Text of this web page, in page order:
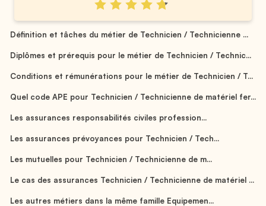
Définition et tâches du métier de Technicien / Technicienne ...
Diplômes et prérequis pour le métier de Technicien / Technic...
Conditions et rémunérations pour le métier de Technicien / T...
Quel code APE pour Technicien / Technicienne de matériel fer...
Les assurances responsabilités civiles profession...
Les assurances prévoyances pour Technicien / Tech...
Les mutuelles pour Technicien / Technicienne de m...
Le cas des assurances Technicien / Technicienne de matériel ...
Les autres métiers dans la même famille Equipemen...